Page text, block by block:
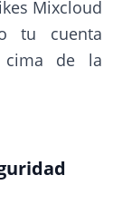
Mixcloud
tu cuenta
cima de la